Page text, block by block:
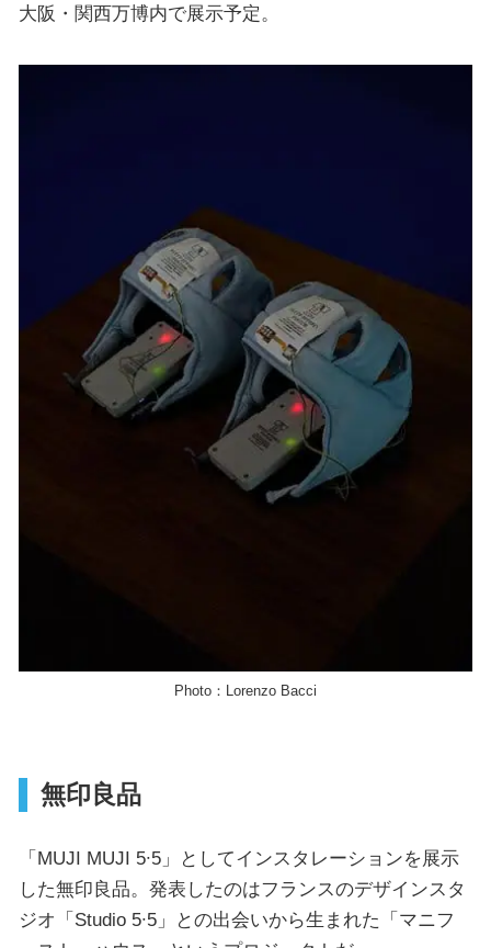
大阪・関西万博内で展示予定。
Photo：Lorenzo Bacci
無印良品
「MUJI MUJI 5∙5」としてインスタレーションを展示
した無印良品。発表したのはフランスのデザインスタ
ジオ「Studio 5∙5」との出会いから生まれた「マニフ